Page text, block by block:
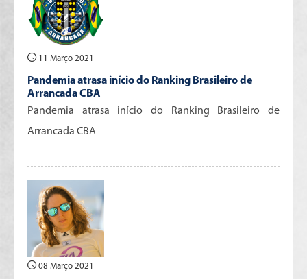
11 Março 2021
Pandemia atrasa início do Ranking Brasileiro de
Arrancada CBA
Pandemia atrasa início do Ranking Brasileiro de
Arrancada CBA
08 Março 2021